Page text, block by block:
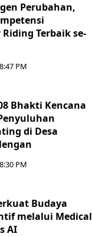
Perubahan,
Terbaik se-
PM
Bhakti Kencana
di Desa
PM
Budaya
melalui Medical
AI